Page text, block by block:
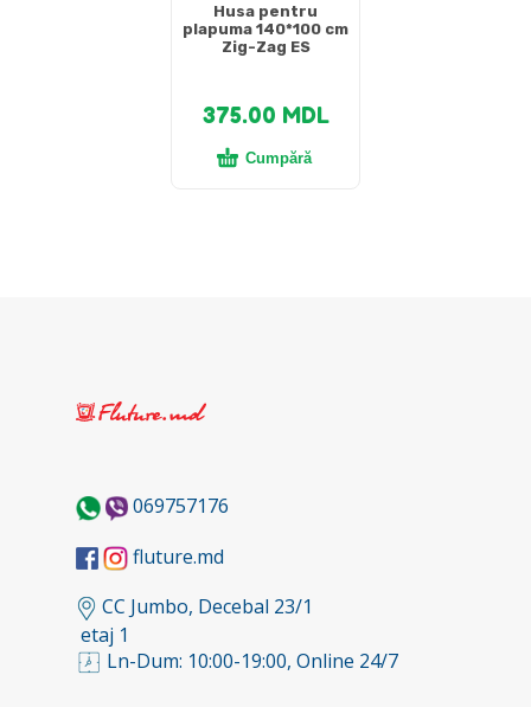
Husa pentru
plapuma 140*100 cm
Zig-Zag ES
375.00 MDL
Cumpără
069757176
fluture.md
CC Jumbo, Decebal 23/1
etaj 1
Ln-Dum: 10:00-19:00, Online 24/7